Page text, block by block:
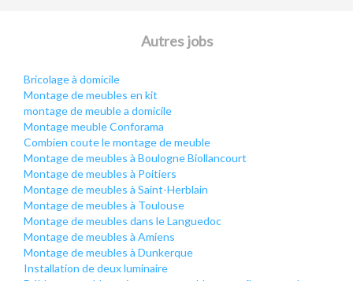
Autres jobs
Bricolage à domicile
Montage de meubles en kit
montage de meuble a domicile
Montage meuble Conforama
Combien coute le montage de meuble
Montage de meubles à Boulogne Biollancourt
Montage de meubles à Poitiers
Montage de meubles à Saint-Herblain
Montage de meubles à Toulouse
Montage de meubles dans le Languedoc
Montage de meubles à Amiens
Montage de meubles à Dunkerque
Installation de deux luminaire